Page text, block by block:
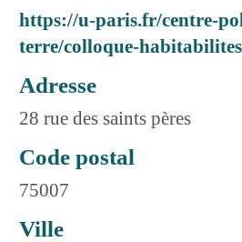
https://u-paris.fr/centre-
terre/colloque-
Adresse
28 rue des saints pères
Code postal
75007
Ville